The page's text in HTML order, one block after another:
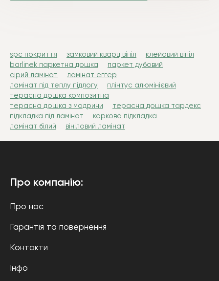
spc покриття замковий кварц вініл
клейовий вініл
barlinek паркетна дошка
паркет дубовий
сірий ламінат
ламінат еггер
ламінат під теплу підлогу
плінтус алюмінієвий
терасна дошка композитна
терасна дошка з модрини
терасна дошка тардекс
підкладка під ламінат
коркова підкладка
ламінат білий
вініловий ламінат
Про компанію:
Про нас
Гарантія та повернення
Контакти
Інфо